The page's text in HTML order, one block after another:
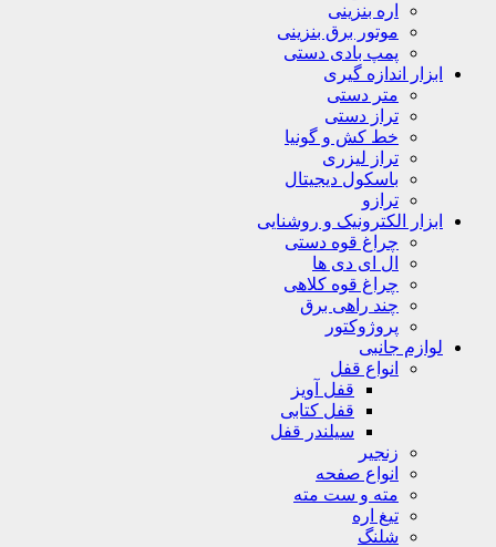
اره بنزینی
موتور برق بنزینی
پمپ بادی دستی
ابزار اندازه گیری
متر دستی
تراز دستی
خط کش و گونیا
تراز لیزری
باسکول دیجیتال
ترازو
ابزار الکترونیک و روشنایی
چراغ قوه دستی
ال ای دی ها
چراغ قوه کلاهی
چند راهی برق
پروژوکتور
لوازم جانبی
انواع قفل
قفل آویز
قفل کتابی
سیلندر قفل
زنجیر
انواع صفحه
مته و ست مته
تیغ اره
شلنگ